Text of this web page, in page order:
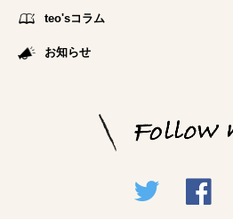
teo'sコラム
お知らせ